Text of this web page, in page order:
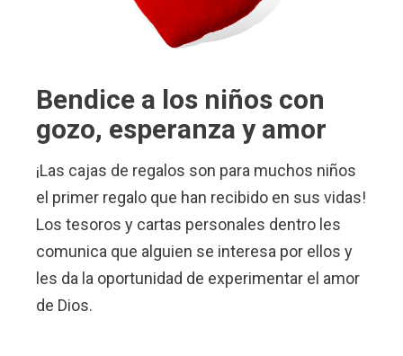
Bendice a los niños con
gozo, esperanza y amor
¡Las cajas de regalos son para muchos niños
el primer regalo que han recibido en sus vidas!
Los tesoros y cartas personales dentro les
comunica que alguien se interesa por ellos y
les da la oportunidad de experimentar el amor
de Dios.